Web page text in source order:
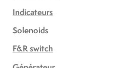
Indicateurs
Solenoids
F&R switch